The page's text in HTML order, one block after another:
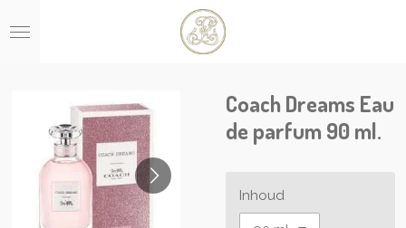
direct
Coach Dreams Eau
de parfum 90 ml.
Inhoud